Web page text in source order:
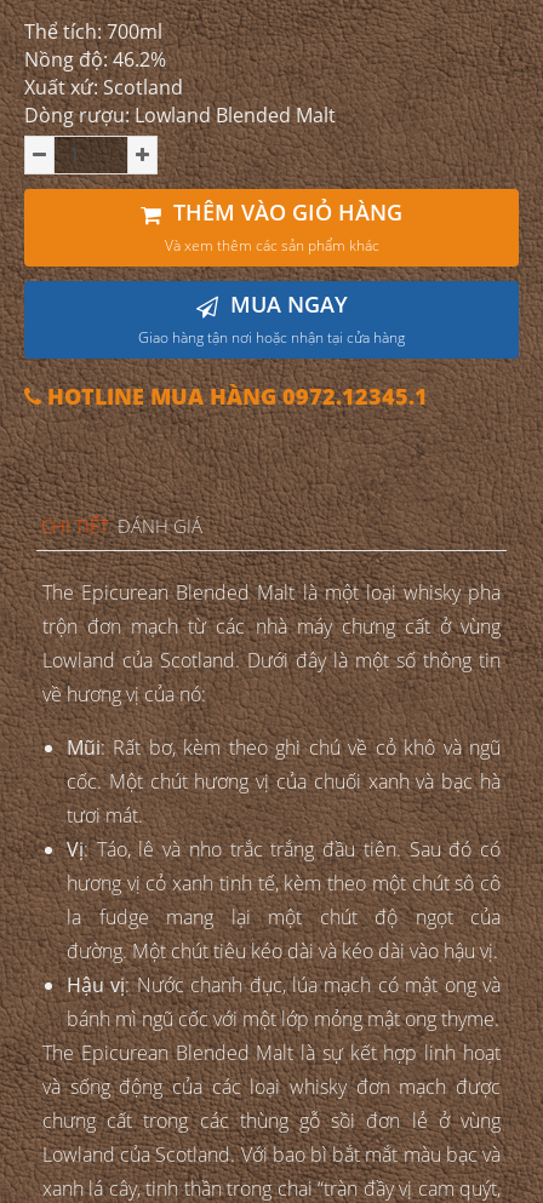
Thể tích: 700ml
Nồng độ: 46.2%
Xuất xứ: Scotland
Dòng rượu: Lowland Blended Malt
THÊM VÀO GIỎ HÀNG
Và xem thêm các sản phẩm khác
MUA NGAY
Giao hàng tận nơi hoặc nhận tại cửa hàng
HOTLINE MUA HÀNG 0972.12345.1
CHI TIẾT ĐÁNH GIÁ
The Epicurean Blended Malt là một loại whisky pha
trộn đơn mạch từ các nhà máy chưng cất ở vùng
Lowland của Scotland. Dưới đây là một số thông tin
về hương vị của nó:
Mũi: Rất bơ, kèm theo ghi chú về cỏ khô và ngũ
cốc. Một chút hương vị của chuối xanh và bạc hà
tươi mát.
Vị: Táo, lê và nho trắc trắng đầu tiên. Sau đó có
hương vị cỏ xanh tinh tế, kèm theo một chút sô cô
la fudge mang lại một chút độ ngọt của
đường. Một chút tiêu kéo dài và kéo dài vào hậu vị.
Hậu vị: Nước chanh đục, lúa mạch có mật ong và
bánh mì ngũ cốc với một lớp mỏng mật ong thyme.
The Epicurean Blended Malt là sự kết hợp linh hoạt
và sống động của các loại whisky đơn mạch được
chưng cất trong các thùng gỗ sồi đơn lẻ ở vùng
Lowland của Scotland. Với bao bì bắt mắt màu bạc và
xanh lá cây, tinh thần trong chai “tràn đầy vị cam quýt,